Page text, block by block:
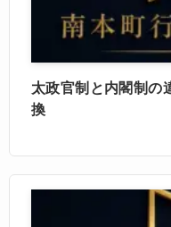
太政官制と内閣制
換